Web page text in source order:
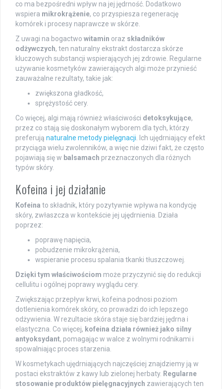
co ma bezpośredni wpływ na jej jędrność. Dodatkowo
wspiera mikrokrążenie, co przyspiesza regenerację
komórek i procesy naprawcze w skórze.
Z uwagi na bogactwo witamin oraz składników
odżywczych, ten naturalny ekstrakt dostarcza skórze
kluczowych substancji wspierających jej zdrowie. Regularne
używanie kosmetyków zawierających algi może przynieść
zauważalne rezultaty, takie jak:
zwiększona gładkość,
sprężystość cery.
Co więcej, algi mają również właściwości detoksykujące,
przez co stają się doskonałym wyborem dla tych, którzy
preferują naturalne metody pielęgnacji. Ich ujędrniający efekt
przyciąga wielu zwolenników, a więc nie dziwi fakt, że często
pojawiają się w balsamach przeznaczonych dla różnych
typów skóry.
Kofeina i jej działanie
Kofeina to składnik, który pozytywnie wpływa na kondycję
skóry, zwłaszcza w kontekście jej ujędrnienia. Działa
poprzez:
poprawę napięcia,
pobudzenie mikrokrążenia,
wspieranie procesu spalania tkanki tłuszczowej.
Dzięki tym właściwościom może przyczynić się do redukcji
cellulitu i ogólnej poprawy wyglądu cery.
Zwiększając przepływ krwi, kofeina podnosi poziom
dotlenienia komórek skóry, co prowadzi do ich lepszego
odżywienia. W rezultacie skóra staje się bardziej jędrna i
elastyczna. Co więcej, kofeina działa również jako silny
antyoksydant, pomagając w walce z wolnymi rodnikami i
spowalniając proces starzenia.
W kosmetykach ujędrniających najczęściej znajdziemy ją w
postaci ekstraktów z kawy lub zielonej herbaty. Regularne
stosowanie produktów pielęgnacyjnych zawierających ten